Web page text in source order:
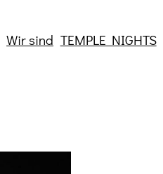
Wir sind TEMPLE NIGHTS